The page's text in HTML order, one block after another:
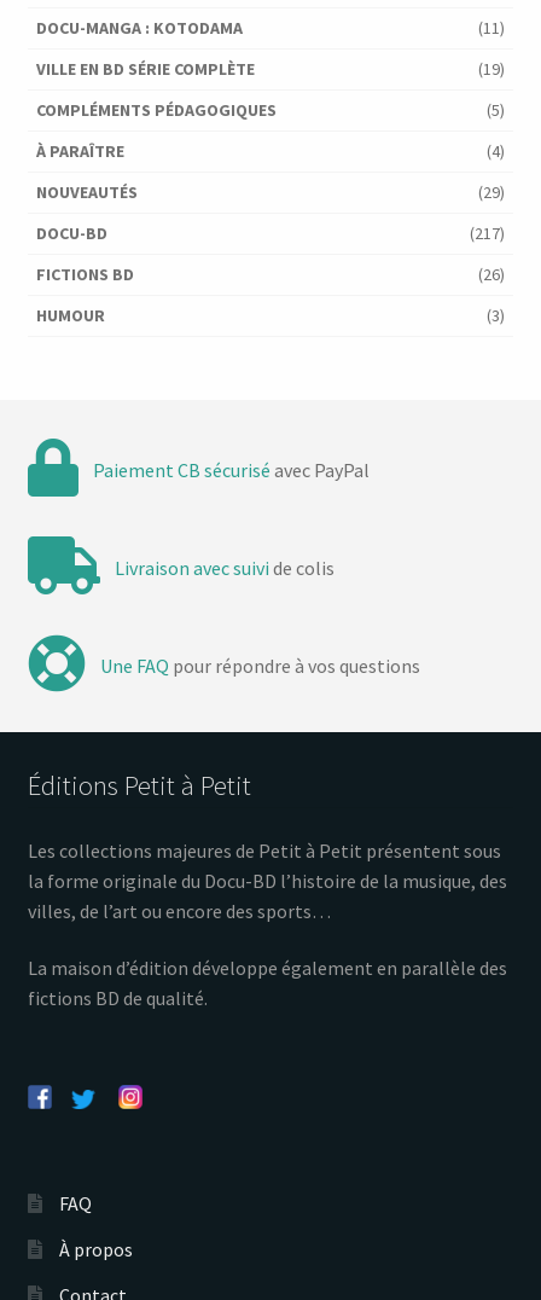
DOCU-MANGA : KOTODAMA
(11)
VILLE EN BD SÉRIE COMPLÈTE
(19)
COMPLÉMENTS PÉDAGOGIQUES
(5)
À PARAÎTRE
(4)
NOUVEAUTÉS
(29)
DOCU-BD
(217)
FICTIONS BD
(26)
HUMOUR
(3)
Paiement CB sécurisé avec PayPal
Livraison avec suivi de colis
Une FAQ pour répondre à vos questions
Éditions Petit à Petit
Les collections majeures de Petit à Petit présentent sous
la forme originale du Docu-BD l’histoire de la musique, des
villes, de l’art ou encore des sports…
La maison d’édition développe également en parallèle des
fictions BD de qualité.
FAQ
À propos
Contact